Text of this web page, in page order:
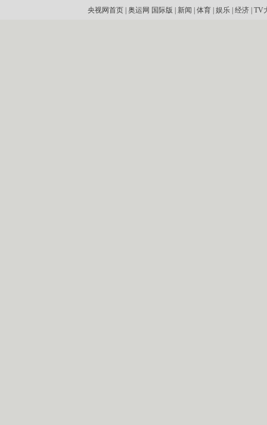
央视网首页| 奥运网 国际版 新闻 体育| 娱乐| 经济| TV